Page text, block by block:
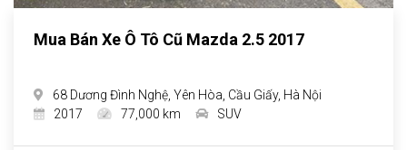
Mua Bán Xe Ô Tô Cũ Mazda 2.5 2017
68 Dương Đình Nghệ, Yên Hòa, Cầu Giấy, Hà Nội
2017
77,000 km SUV